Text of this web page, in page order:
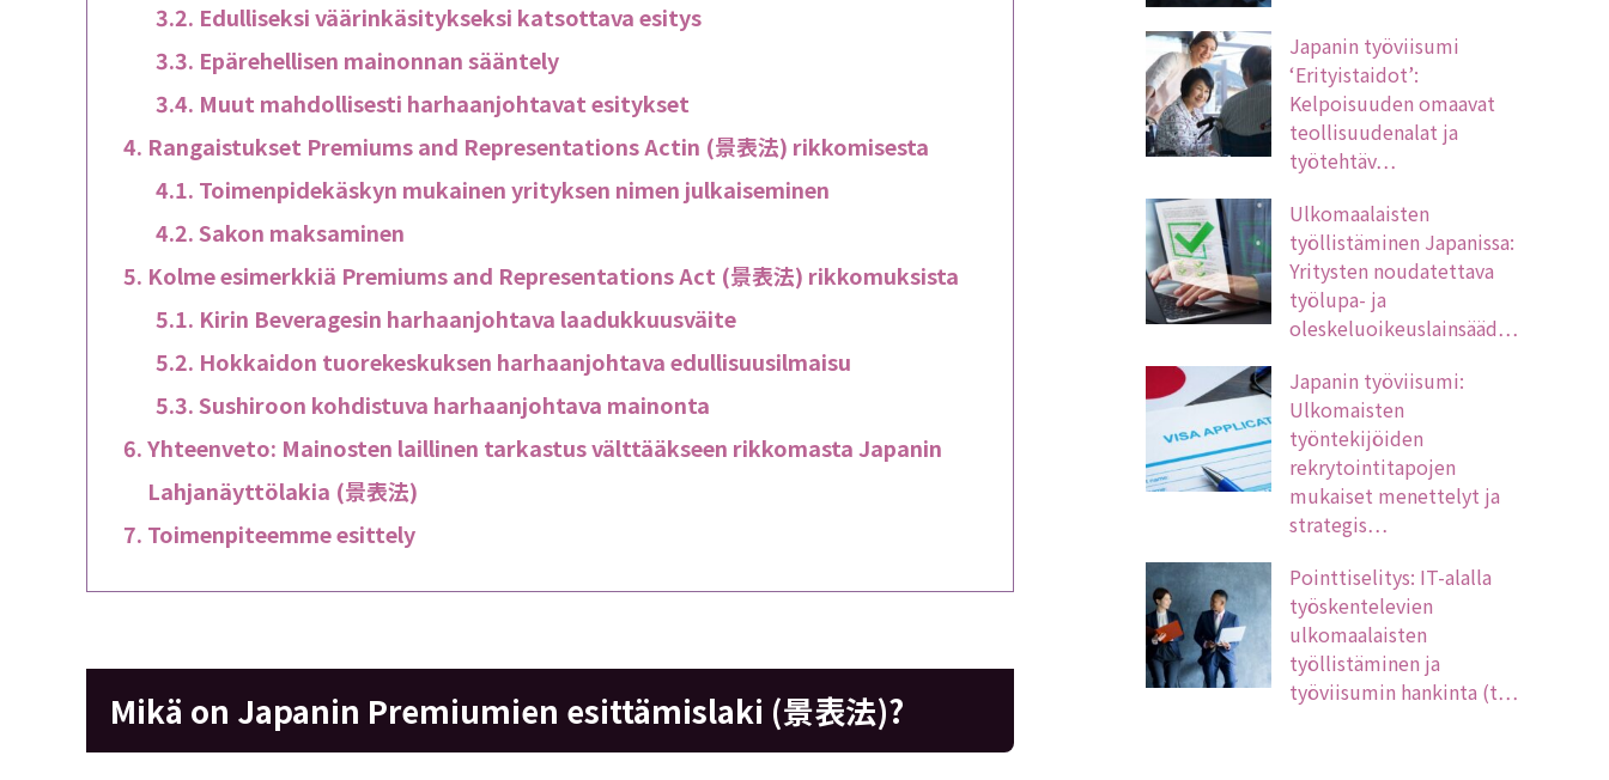
Edulliseksi väärinkäsitykseksi katsottava esitys
Epärehellisen mainonnan sääntely
Muut mahdollisesti harhaanjohtavat esitykset
Rangaistukset Premiums and Representations Actin (景表法) rikkomisesta
Toimenpidekäskyn mukainen yrityksen nimen julkaiseminen
Sakon maksaminen
Kolme esimerkkiä Premiums and Representations Act (景表法) rikkomuksista
Kirin Beveragesin harhaanjohtava laadukkuusväite
Hokkaidon tuorekeskuksen harhaanjohtava edullisuusilmaisu
Sushiroon kohdistuva harhaanjohtava mainonta
Yhteenveto: Mainosten laillinen tarkastus välttääkseen rikkomasta Japanin
Lahjanäyttölakia (景表法)
Toimenpiteemme esittely
Mikä on Japanin Premiumien esittämislaki (景表法)?
Japanin työviisumi
‘Erityistaidot’:
Kelpoisuuden omaavat
teollisuudenalat ja
työtehtäv…
Ulkomaalaisten
työllistäminen Japanissa:
Yritysten noudatettava
työlupa- ja
oleskeluoikeuslainsääd…
Japanin työviisumi:
Ulkomaisten
työntekijöiden
rekrytointitapojen
mukaiset menettelyt ja
strategis…
Pointtiselitys: IT-alalla
työskentelevien
ulkomaalaisten
työllistäminen ja
työviisumin hankinta (t…